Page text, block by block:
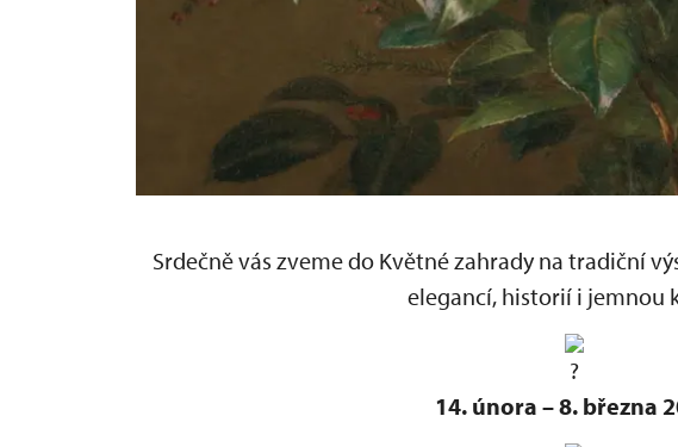
Srdečně vás zveme do Květné zahrady na tradiční
elegancí, historií i jemnou
14. února – 8. března